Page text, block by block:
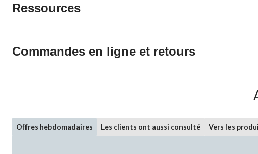
Ressources
Commandes en ligne et retours
Offres hebdomadaires Les clients ont aussi consulté Vers les